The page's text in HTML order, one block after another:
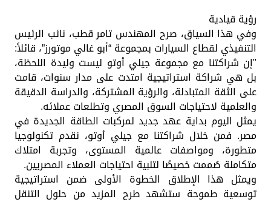
رؤية قيادية
وفي هذا السياق، صرح المهندس تامر قطب، نائب الرئيس
التنفيذي لقطاع السيارات بمجموعة “أبو غالي موتورز”، قائلاً:
"إن شراكتنا مع مجموعة جيلي أوتو ليست وليدة اللحظة،
بل هي شراكة استراتيجية امتدت على مدار سنوات، قامت
على الثقة المتبادلة، والرؤية المشتركة، والدراسة الدقيقة
والعلمية لاحتياجات السوق المصري وتطلعات عملائه.
يمثل اليوم بداية عهد جديد لمركبات الطاقة الجديدة في
مصر. فمن خلال شراكتنا مع جيلي أوتو، نقدم تكنولوجيا
متطورة، ومواصفات عالمية المستوى، وتجربة امتلاك
متكاملة صُممت خصيصًا لتلبية احتياجات العملاء المصريين.
ويمثل هذا الإطلاق الخطوة الأولى ضمن استراتيجية
توسعية طموحة ستشهد طرح المزيد من حلول التنقل